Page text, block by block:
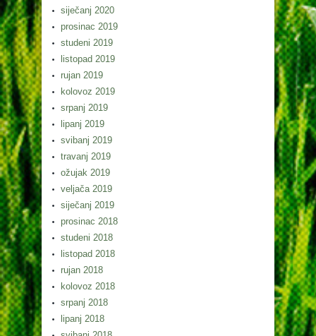
siječanj 2020
prosinac 2019
studeni 2019
listopad 2019
rujan 2019
kolovoz 2019
srpanj 2019
lipanj 2019
svibanj 2019
travanj 2019
ožujak 2019
veljača 2019
siječanj 2019
prosinac 2018
studeni 2018
listopad 2018
rujan 2018
kolovoz 2018
srpanj 2018
lipanj 2018